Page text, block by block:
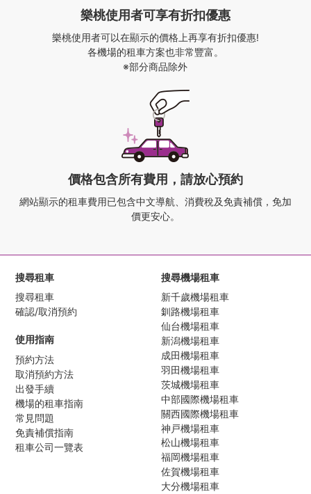
樂桃使用者可享有折扣優惠
樂桃使用者可以在顯示的價格上再享有折扣優惠!
各機場的租車方案也非常豐富。
※部分商品除外
價格包含所有費用，請放心預約
網站顯示的租車費用已包含中文導航、 消費稅及免責補償，免加
價更安心。
搜尋租車
搜尋租車
確認/取消預約
使用指南
預約方法
取消預約方法
出發手續
機場的租車指南
常見問題
免責補償指南
租車公司一覽表
搜尋機場租車
新千歲機場租車
釧路機場租車
仙台機場租車
新潟機場租車
成田機場租車
羽田機場租車
茨城機場租車
中部國際機場租車
關西國際機場租車
神戸機場租車
松山機場租車
福岡機場租車
佐賀機場租車
大分機場租車